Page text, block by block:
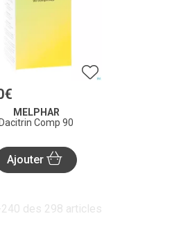
€
MELPHAR
Dacitrin Comp 90
Ajouter
des 298 articles